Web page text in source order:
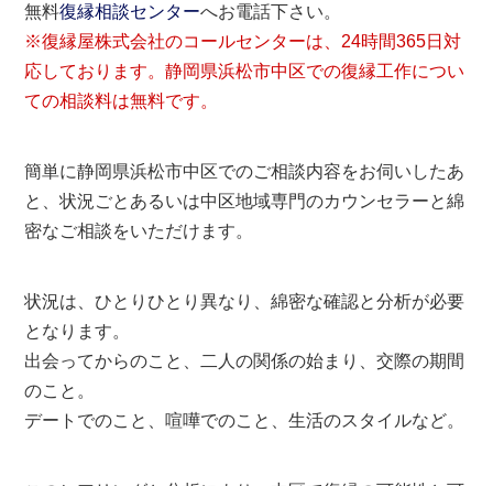
無料復縁相談センターへお電話下さい。
※復縁屋株式会社のコールセンターは、24時間365日対
応しております。静岡県浜松市中区での復縁工作につい
ての相談料は無料です。
簡単に静岡県浜松市中区でのご相談内容をお伺いしたあ
と、状況ごとあるいは中区地域専門のカウンセラーと綿
密なご相談をいただけます。
状況は、ひとりひとり異なり、綿密な確認と分析が必要
となります。
出会ってからのこと、二人の関係の始まり、交際の期間
のこと。
デートでのこと、喧嘩でのこと、生活のスタイルなど。